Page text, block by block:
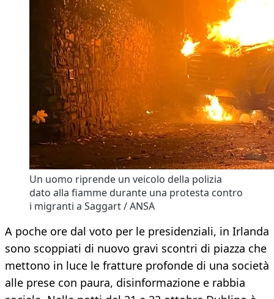
Un uomo riprende un veicolo della polizia
dato alla fiamme durante una protesta contro
i migranti a Saggart / ANSA
A poche ore dal voto per le presidenziali, in Irlanda
sono scoppiati di nuovo gravi scontri di piazza che
mettono in luce le fratture profonde di una società
alle prese con paura, disinformazione e rabbia